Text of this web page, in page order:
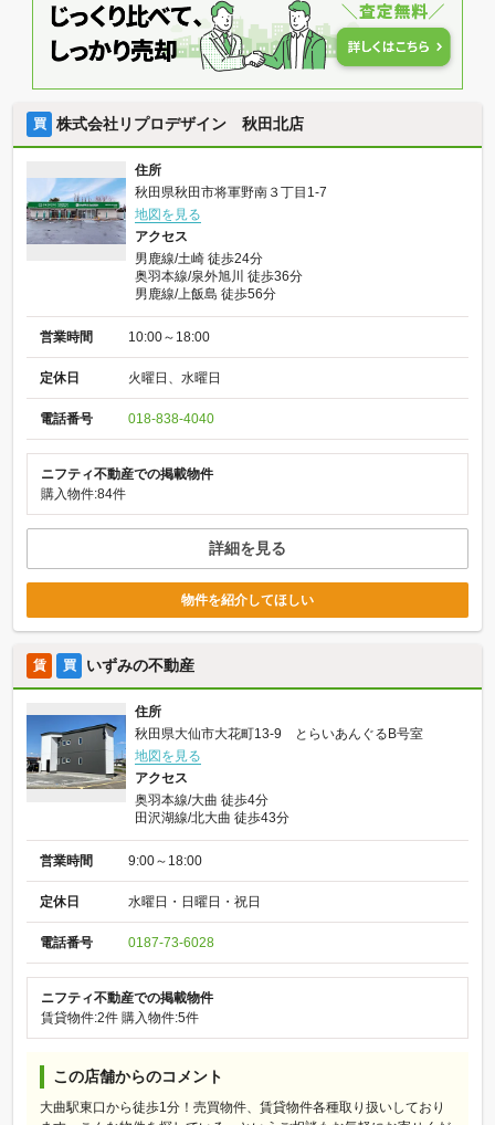
買 株式会社リプロデザイン 秋田北店
住所
秋田県秋田市将軍野南３丁目1-7
地図を見る
アクセス
男鹿線/土崎 徒歩24分
奥羽本線/泉外旭川 徒歩36分
男鹿線/上飯島 徒歩56分
営業時間 10:00～18:00
定休日 火曜日、水曜日
電話番号 018-838-4040
ニフティ不動産での掲載物件
購入物件:84件
詳細を見る
物件を紹介してほしい
賃 買 いずみの不動産
住所
秋田県大仙市大花町13-9 とらいあんぐるB号室
地図を見る
アクセス
奥羽本線/大曲 徒歩4分
田沢湖線/北大曲 徒歩43分
営業時間 9:00～18:00
定休日 水曜日・日曜日・祝日
電話番号 0187-73-6028
ニフティ不動産での掲載物件
賃貸物件:2件 購入物件:5件
この店舗からのコメント
大曲駅東口から徒歩1分！売買物件、賃貸物件各種取り扱いしており